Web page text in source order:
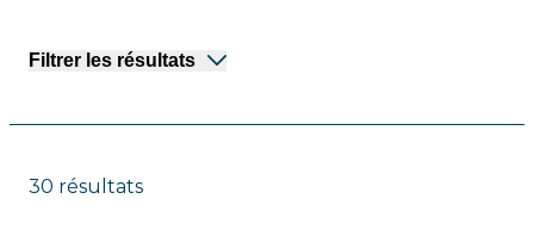
Filtrer les résultats
30 résultats